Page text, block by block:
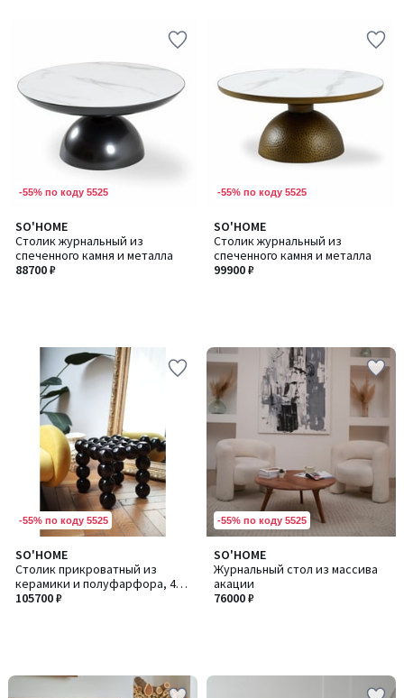
-55% по коду 5525
SO'HOME
Столик журнальный из
спеченного камня и металла
88700 ₽
-55% по коду 5525
SO'HOME
Столик журнальный из
спеченного камня и металла
99900 ₽
-55% по коду 5525
SO'HOME
Столик прикроватный из
керамики и полуфарфора, 40
см
105700 ₽
-55% по коду 5525
SO'HOME
Журнальный стол из массива
акации
76000 ₽